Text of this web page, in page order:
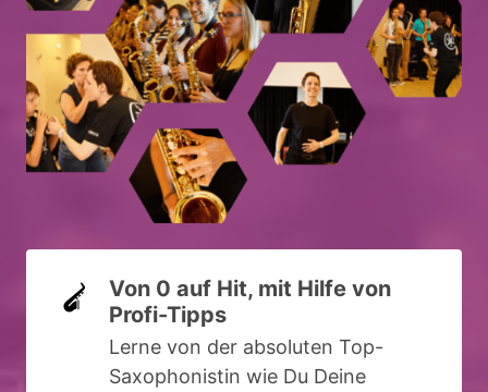
Von 0 auf Hit, mit Hilfe von
Profi-Tipps
Lerne von der absoluten Top-
Saxophonistin wie Du Deine